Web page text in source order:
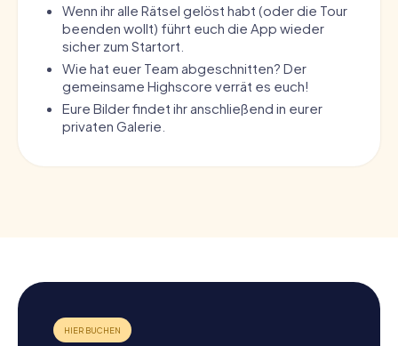
Wenn ihr alle Rätsel gelöst habt (oder die Tour
beenden wollt) führt euch die App wieder
sicher zum Startort.
Wie hat euer Team abgeschnitten? Der
gemeinsame Highscore verrät es euch!
Eure Bilder findet ihr anschließend in eurer
privaten Galerie.